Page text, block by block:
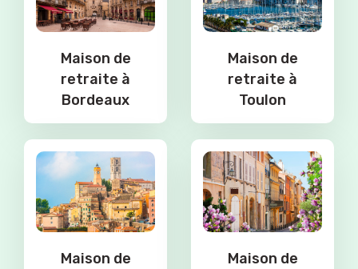
Maison de
retraite à
Bordeaux
Maison de
retraite à
Toulon
Maison de
Maison de